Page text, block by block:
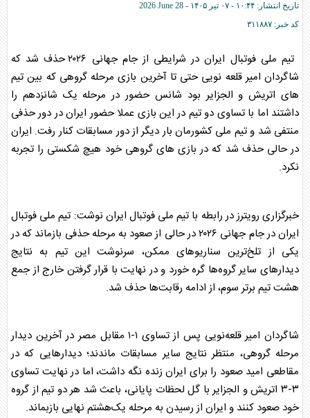
تاریخ انتشار: ۱۰:۴۴ - ۰۷ تير ۱۴۰۵ -
2026 June 28
کد خبر: ۳۱۱۸۸۷
تیم ملی فوتبال ایران در شرایطی از جام جهانی ۲۰۲۶ حذف شد که
شاگردان امیر قلعه نویی حتی تا آخرین بازی مرحله گروهی که بین تیم
های اتریش و الجزایر بود شانس حضور در مرحله یک شانزدهم را
داشتند اما با تساوی دو تیم در این بازی عملا حضور ایران در دور حذفی
منتفی شد و تیم ملی کشورمان بار دیگر از دور مسابقات کنار رفت. ایران
در حالی حذف شد که در بازی های گروهی خود هیچ شکستی را تجربه
نکرد.
خبرگزاری رویترز در رابطه با تیم ملی فوتبال ایران نوشت: تیم ملی فوتبال
ایران در جام جهانی ۲۰۲۶ در حالی از صعود به مرحله حذفی بازماند که در
یکی از تلخ‌ترین سناریوهای ممکن، سرنوشت این تیم به نتایج
دیدارهای سایر گروه‌ها گره خورد و در نهایت با قرار گرفتن خارج از جمع
هشت تیم برتر سوم، از ادامه رقابت‌ها حذف شد.
شاگردان امیر قلعه‌نویی پس از تساوی ۱-۱ مقابل مصر در آخرین دیدار
مرحله گروهی، منتظر نتایج سایر مسابقات ماندند؛ دیدارهایی که در
مقاطعی امید صعود را برای ایران زنده نگه داشت، اما در نهایت تساوی
۳-۳ اتریش و الجزایر با گل لحظات پایانی، باعث شد هر دو تیم از گروه
خود صعود کنند و ایران از رسیدن به مرحله یک‌هشتم نهایی بازبماند.